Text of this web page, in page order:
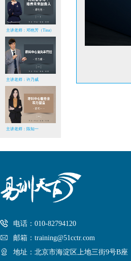
主讲老师：邓艳芳（Tina）
主讲老师：许乃威
主讲老师：陈知一
电话：010-82794120
邮箱：training@51cctr.com
地址：北京市海淀区上地三街9号B座